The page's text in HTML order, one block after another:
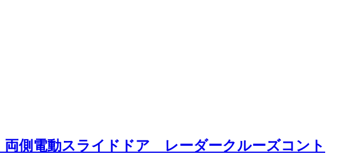
側電動スライドドア レーダークルーズコント